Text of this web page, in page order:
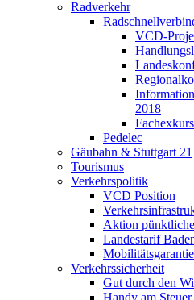
Radverkehr
VCD-
2018
Pedelec
Gäubahn & Stuttgart 21
Tourismus
Verkehrspolitik
VCD Position
Aktion
Landestarif
Mobilitätsgarantie
Verkehrssicherheit
Gut durch den
Handy am Steuer